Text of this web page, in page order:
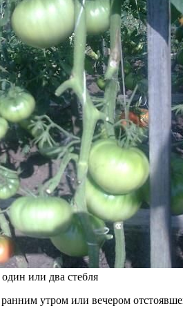
или два стебля
утром или вечером